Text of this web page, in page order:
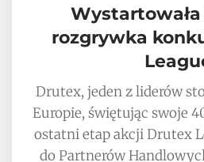
Wystartowała
rozgrywka
Drutex, jeden z liderów
Europie, świętując swoje
ostatni etap akcji Drutex
do Partnerów